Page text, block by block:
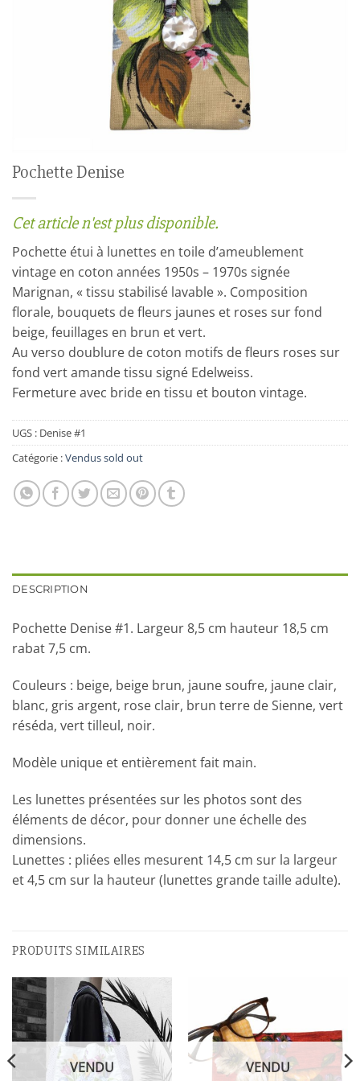
Pochette Denise
Cet article n'est plus disponible.
Pochette étui à lunettes en toile d’ameublement
vintage en coton années 1950s – 1970s signée
Marignan, « tissu stabilisé lavable ». Composition
florale, bouquets de fleurs jaunes et roses sur fond
beige, feuillages en brun et vert.
Au verso doublure de coton motifs de fleurs roses sur
fond vert amande tissu signé Edelweiss.
Fermeture avec bride en tissu et bouton vintage.
UGS : Denise #1
Catégorie :Vendus sold out
DESCRIPTION
Pochette Denise #1. Largeur 8,5 cm hauteur 18,5 cm
rabat 7,5 cm.
Couleurs : beige, beige brun, jaune soufre, jaune clair,
blanc, gris argent, rose clair, brun terre de Sienne, vert
réséda, vert tilleul, noir.
Modèle unique et entièrement fait main.
Les lunettes présentées sur les photos sont des
éléments de décor, pour donner une échelle des
dimensions.
Lunettes : pliées elles mesurent 14,5 cm sur la largeur
et 4,5 cm sur la hauteur (lunettes grande taille adulte).
PRODUITS SIMILAIRES
VENDU VENDU